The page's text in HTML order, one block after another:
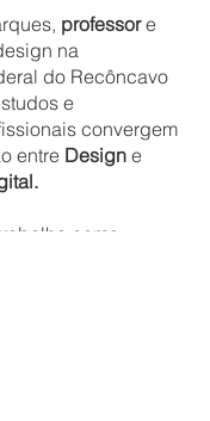
professore
na
do Recôncavo
e
convergem
entre Design e
como